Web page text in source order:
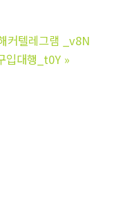
커텔레그램 _v8N
입대행_t0Y »